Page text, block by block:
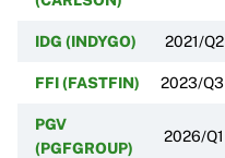
IDG (INDYGO) 2021/Q2
FFI (FASTFIN) 2023/Q3
PGV
(PGFGROUP)
2026/Q1